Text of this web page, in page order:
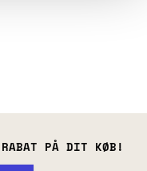
PÅ DIT KØB!